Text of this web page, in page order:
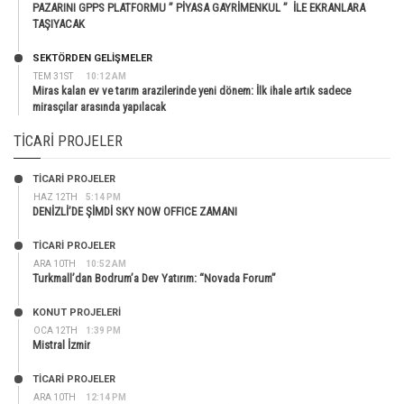
PAZARINI GPPS PLATFORMU ” PİYASA GAYRİMENKUL ” İLE EKRANLARA
TAŞIYACAK
TEM 31ST 10:12 AM
SEKTÖRDEN GELIŞMELER
Miras kalan ev ve tarım arazilerinde yeni dönem: İlk ihale artık sadece
mirasçılar arasında yapılacak
TICARI PROJELER
HAZ 12TH 5:14 PM
TİCARİ PROJELER
DENİZLİ’DE ŞİMDİ SKY NOW OFFICE ZAMANI
ARA 10TH 10:52 AM
TİCARİ PROJELER
Turkmall’dan Bodrum’a Dev Yatırım: “Novada Forum”
OCA 12TH 1:39 PM
KONUT PROJELERI
Mistral İzmir
ARA 10TH 12:14 PM
TİCARİ PROJELER